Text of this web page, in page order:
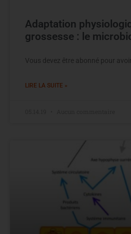
Adaptation
grossesse : le
Vous devez être abonné pour
LIRE LA SUITE »